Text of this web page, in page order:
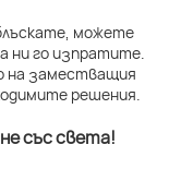
можете
ни го изпратите.
на заместващия
решения.
със света!